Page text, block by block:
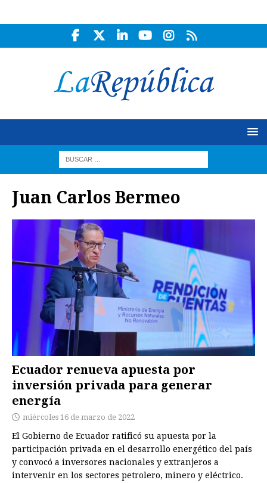
Juan Carlos Bermeo
Ecuador renueva apuesta por
inversión privada para generar
energía
miércoles 16 de marzo de 2022
El Gobierno de Ecuador ratificó su apuesta por la
participación privada en el desarrollo energético del país
y convocó a inversores nacionales y extranjeros a
intervenir en los sectores petrolero, minero y eléctrico.